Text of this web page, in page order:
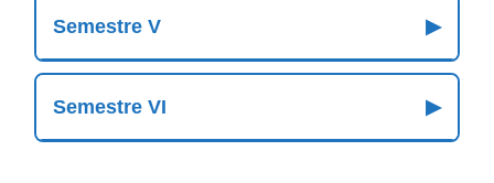
Semestre V ▶
Semestre VI ▶